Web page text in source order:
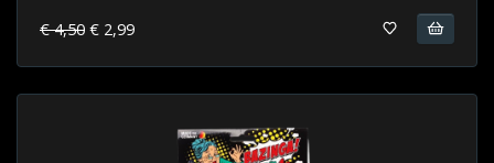
€ 4,50 € 2,99